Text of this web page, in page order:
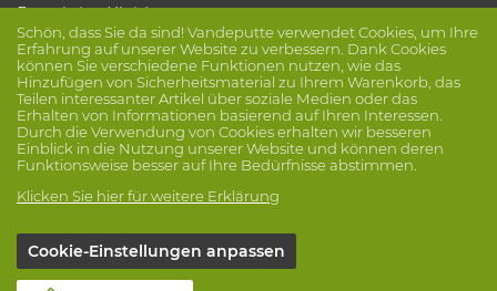
Schön, dass Sie da sind! Vandeputte verwendet Cookies, um Ihre
Erfahrung auf unserer Website zu verbessern. Dank Cookies
können Sie verschiedene Funktionen nutzen, wie das
Hinzufügen von Sicherheitsmaterial zu Ihrem Warenkorb, das
Teilen interessanter Artikel über soziale Medien oder das
Erhalten von Informationen basierend auf Ihren Interessen.
Durch die Verwendung von Cookies erhalten wir besseren
Einblick in die Nutzung unserer Website und können deren
Funktionsweise besser auf Ihre Bedürfnisse abstimmen.
Klicken Sie hier für weitere Erklärung
Cookie-Einstellungen anpassen
Protektive Kleidung
Folge uns
Haftungsausschluss
Cookie-Einstellungen